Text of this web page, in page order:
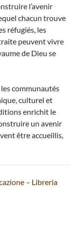
l’avenir
chacun trouve
réfugiés, les
peuvent vivre
de Dieu se
les communautés
culturel et
enrichit le
un avenir
être accueillis,
– Libreria